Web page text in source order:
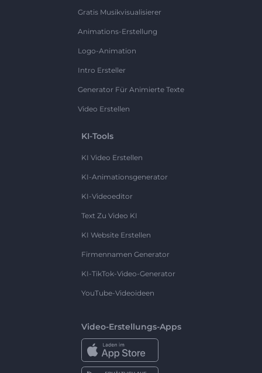
Gratis Musikvisualisierer
Animations-Erstellung
Logo-Animation
Intro Ersteller
Generator Für Animierte Texte
Video Erstellen
KI-Tools
KI Video Erstellen
KI-Animationsgenerator
KI-Videoeditor
Text Zu Video KI
KI Website Erstellen
Firmennamen Generator
KI-TikTok-Video-Generator
YouTube-Videoideen
Video-Erstellungs-Apps